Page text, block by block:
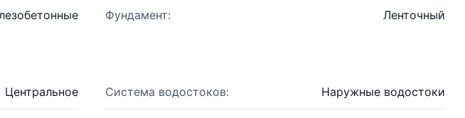
Фундамент: Ленточный
Центральное Система водостоков: Наружные водостоки